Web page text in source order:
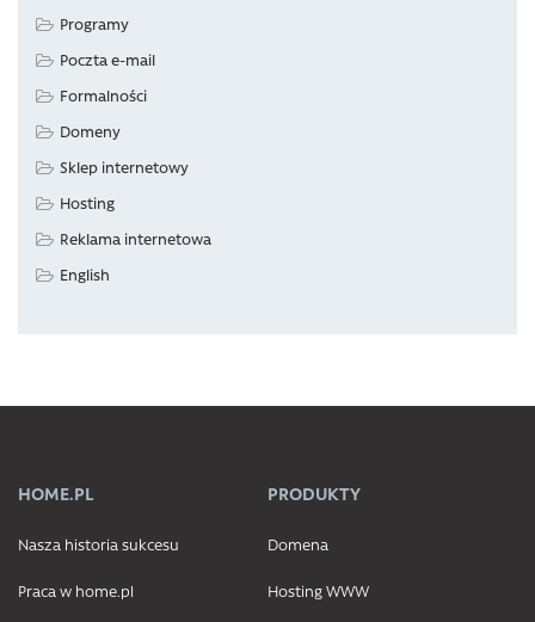
Programy
Poczta e-mail
Formalności
Domeny
Sklep internetowy
Hosting
Reklama internetowa
English
HOME.PL
Nasza historia sukcesu
Praca w home.pl
PRODUKTY
Domena
Hosting WWW